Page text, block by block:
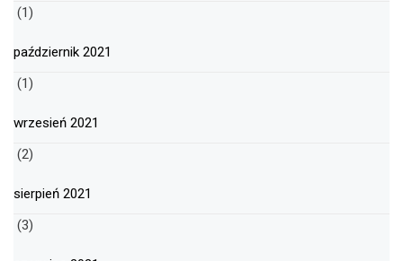
(1)
październik 2021
(1)
wrzesień 2021
(2)
sierpień 2021
(3)